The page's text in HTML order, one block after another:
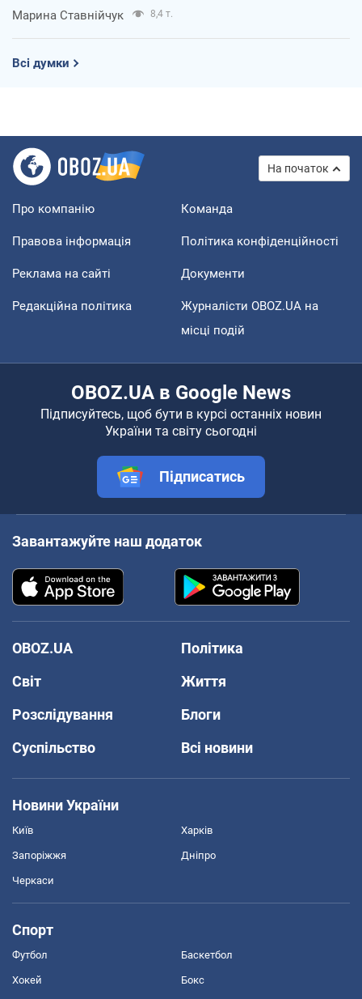
Марина Ставнійчук 8,4 т.
Всі думки
На початок
Про компанію Команда
Правова інформація Політика конфіденційності
Реклама на сайті Документи
Редакційна політика
Журналісти OBOZ.UA на
місці подій
OBOZ.UA в Google News
Підписуйтесь, щоб бути в курсі останніх новин
України та світу сьогодні
Підписатись
Завантажуйте наш додаток
OBOZ.UA
Політика
Світ
Життя
Розслідування
Блоги
Суспільство
Всі новини
Новини України
Київ Харків
Запоріжжя Дніпро
Черкаси
Спорт
Футбол Баскетбол
Хокей Бокс